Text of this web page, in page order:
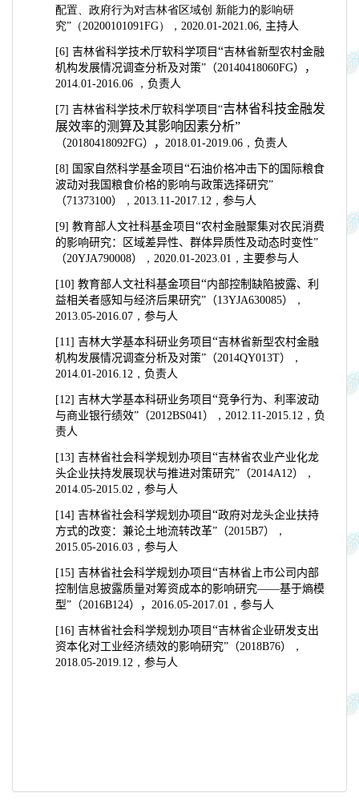
配置、政府行为对吉林省区域创 新能力的影响研
究”（20200101091FG）， 2020.01-2021.06, 主持人
[6] 吉林省科学技术厅软科学项目 “吉林省新型农村金融
机构发展情况调查分析及对策”（20140418060FG），
2014.01-2016.06 ， 负责人
[7] 吉林省科学技术厅软科学项目“吉林省科技金融发
展效率的测算及其影响因素分析”
（20180418092FG）， 2018.01-2019.06， 负责人
[8] 国家自然科学基金项目 “石油价格冲击下的国际粮食
波动对我国粮食价格的影响与政策选择研究”
（71373100） ，2013.11-2017.12， 参与人
[9] 教育部人文社科基金项目 “农村金融聚集对农民消费
的影响研究：区域差异性、群体异质性及动态时变性”
（20YJA790008） ，2020.01-2023.01， 主要参与人
[10] 教育部人文社科基金项目 “内部控制缺陷披露、利
益相关者感知与经济后果研究”（13YJA630085）
，
2013.05-2016.07， 参与人
[11] 吉林大学基本科研业务项目 “吉林省新型农村金融
机构发展情况调查分析及对策”（2014QY013T）
，
2014.01-2016.12， 负责人
[12] 吉林大学基本科研业务项目 “竞争行为、利率波动
与商业银行绩效”（2012BS041） ，2012.11-2015.12， 负
责人
[13] 吉林省社会科学规划办项目 “吉林省农业产业化龙
头企业扶持发展现状与推进对策研究”（2014A12）
，
2014.05-2015.02， 参与人
[14] 吉林省社会科学规划办项目 “政府对龙头企业扶持
方式的改变：兼论土地流转改革”（2015B7）
，
2015.05-2016.03， 参与人
[15] 吉林省社会科学规划办项目 “吉林省上市公司内部
控制信息披露质量对筹资成本的影响研究——基于熵模
型”（2016B124）， 2016.05-2017.01， 参与人
[16] 吉林省社会科学规划办项目 “吉林省企业研发支出
资本化对工业经济绩效的影响研究”（2018B76）
，
2018.05-2019.12， 参与人